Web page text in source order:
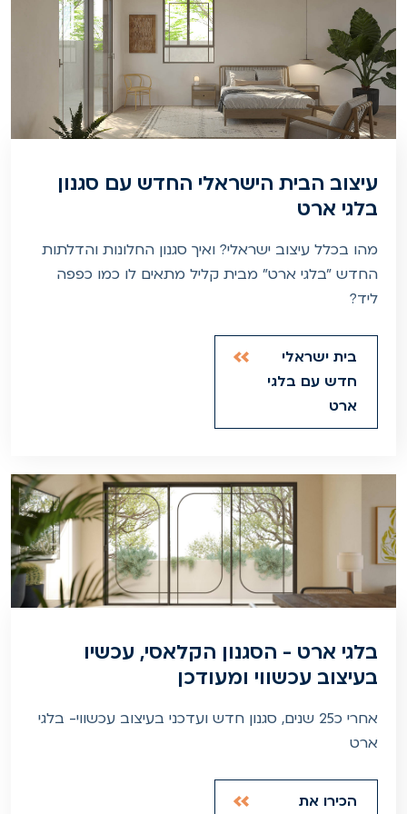
עיצוב הבית הישראלי החדש עם סגנון
בלגי ארט
מהו בכלל עיצוב ישראלי? ואיך סגנון החלונות והדלתות
החדש "בלגי ארט" מבית קליל מתאים לו כמו כפפה
ליד?
בית ישראלי
חדש עם בלגי
ארט
בלגי ארט - הסגנון הקלאסי, עכשיו
בעיצוב עכשווי ומעודכן
אחרי כ25 שנים, סגנון חדש ועדכני בעיצוב עכשווי- בלגי
ארט
הכירו את